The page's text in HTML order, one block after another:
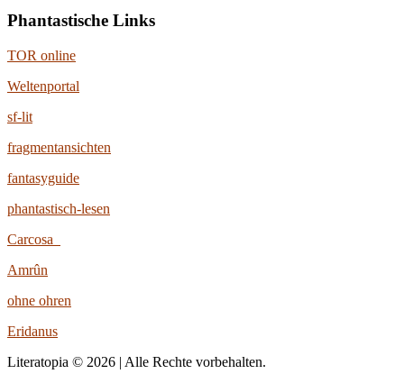
Phantastische Links
TOR online
Weltenportal
sf-lit
fragmentansichten
fantasyguide
phantastisch-lesen
Carcosa
Amrûn
ohne ohren
Eridanus
Literatopia © 2026 | Alle Rechte vorbehalten.